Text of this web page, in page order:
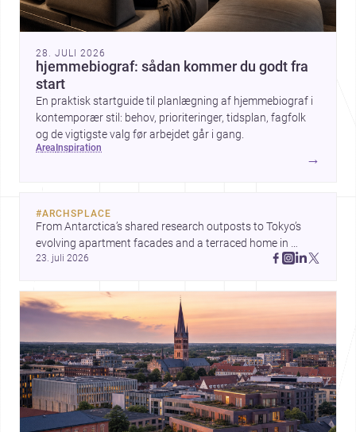
28. JULI 2026
hjemmebiograf: sådan kommer du godt fra
start
En praktisk startguide til planlægning af hjemmebiograf i
kontemporær stil: behov, prioriteringer, tidsplan, fagfolk
og de vigtigste valg før arbejdet går i gang.
area inspiration
→
#ARCHSPLACE
From Antarctica’s shared research outposts to Tokyo’s
evolving apartment facades and a terraced home in
Amman, these projects show how architecture adapts to
23. juli 2026